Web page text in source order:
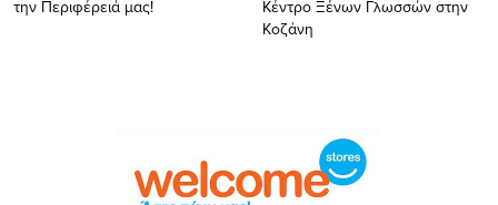
την Περιφέρειά μας!
Κέντρο Ξένων Γλωσσών στην
Κοζάνη